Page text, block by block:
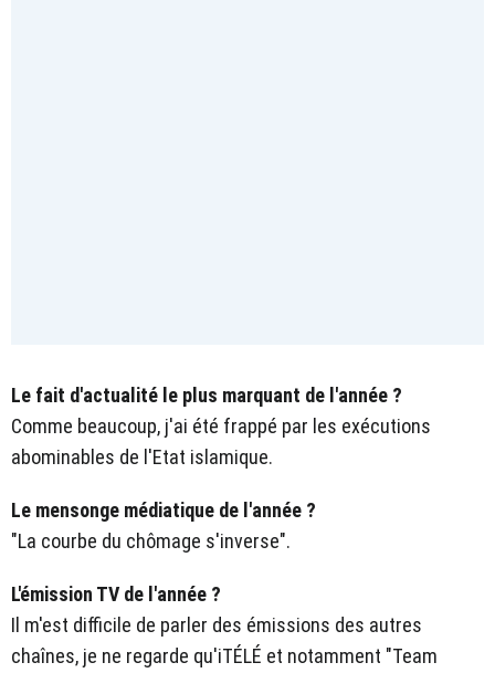
Le fait d'actualité le plus marquant de l'année ?
Comme beaucoup, j'ai été frappé par les exécutions
abominables de l'Etat islamique.
Le mensonge médiatique de l'année ?
"La courbe du chômage s'inverse".
L'émission TV de l'année ?
Il m'est difficile de parler des émissions des autres
chaînes, je ne regarde qu'iTÉLÉ et notamment "Team